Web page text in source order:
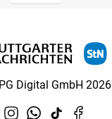
Digital GmbH 2026